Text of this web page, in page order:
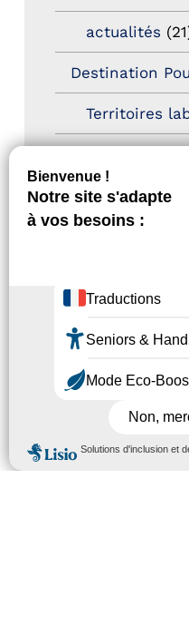
actualités
Destination
Territoires
Newsletter pro
Journées
Handicap(5)
Salons(11)